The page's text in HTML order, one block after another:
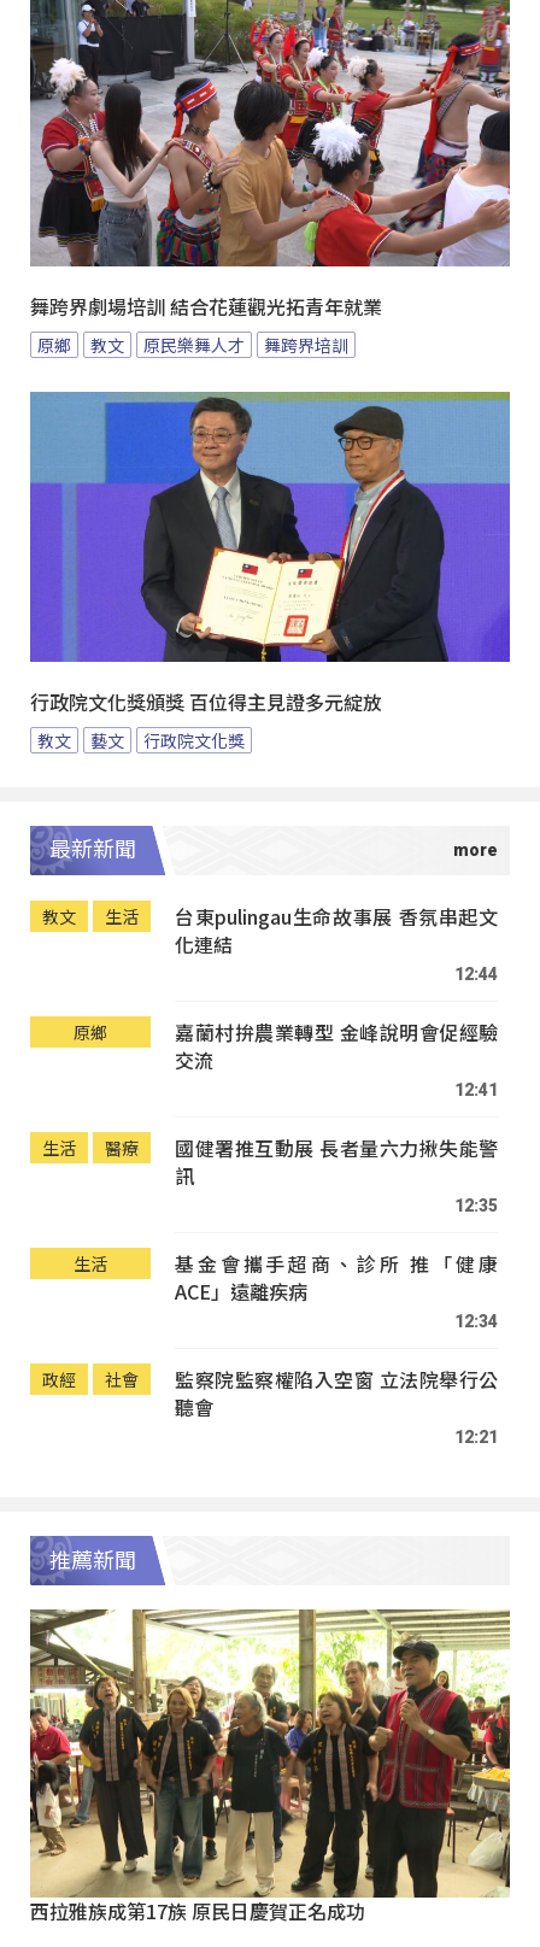
舞跨界劇場培訓 結合花蓮觀光拓青年就業
原鄉 教文 原民樂舞人才 舞跨界培訓
行政院文化獎頒獎 百位得主見證多元綻放
教文 藝文 行政院文化獎
最新新聞
教文 生活
台東pulingau生命故事展 香氛串起文
化連結
12:44
原鄉
嘉蘭村拚農業轉型 金峰說明會促經驗
交流
12:41
生活 醫療
國健署推互動展 長者量六力揪失能警
訊
12:35
生活
基金會攜手超商、診所 推「健康
ACE」遠離疾病
12:34
政經 社會
監察院監察權陷入空窗 立法院舉行公
聽會
12:21
推薦新聞
西拉雅族成第17族 原民日慶賀正名成功